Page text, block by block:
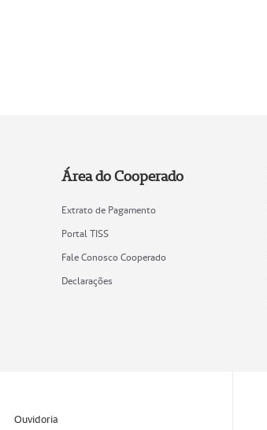
Área do Cooperado
Extrato de Pagamento
Portal TISS
Fale Conosco Cooperado
Declarações
Ouvidoria